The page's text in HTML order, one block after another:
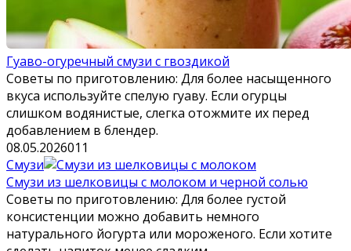
Гуаво-огуречный смузи с гвоздикой
Советы по приготовлению: Для более насыщенного
вкуса используйте спелую гуаву. Если огурцы
слишком водянистые, слегка отожмите их перед
добавлением в блендер.
08.05.2026011
Смузи
Смузи из шелковицы с молоком и черной солью
Советы по приготовлению: Для более густой
консистенции можно добавить немного
натурального йогурта или мороженого. Если хотите